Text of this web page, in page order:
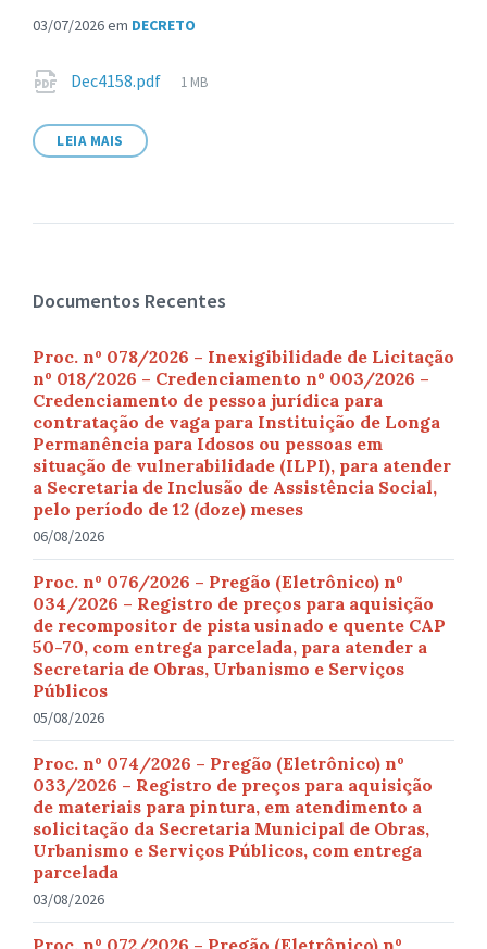
03/07/2026em DECRETO
Anexos
Dec4158.pdf
Tamanho
1 MB
LEIA MAIS
Documentos Recentes
Proc. nº 078/2026 – Inexigibilidade de Licitação
nº 018/2026 – Credenciamento nº 003/2026 –
Credenciamento de pessoa jurídica para
contratação de vaga para Instituição de Longa
Permanência para Idosos ou pessoas em
situação de vulnerabilidade (ILPI), para atender
a Secretaria de Inclusão de Assistência Social,
pelo período de 12 (doze) meses
06/08/2026
Proc. nº 076/2026 – Pregão (Eletrônico) nº
034/2026 – Registro de preços para aquisição
de recompositor de pista usinado e quente CAP
50-70, com entrega parcelada, para atender a
Secretaria de Obras, Urbanismo e Serviços
Públicos
05/08/2026
Proc. nº 074/2026 – Pregão (Eletrônico) nº
033/2026 – Registro de preços para aquisição
de materiais para pintura, em atendimento a
solicitação da Secretaria Municipal de Obras,
Urbanismo e Serviços Públicos, com entrega
parcelada
03/08/2026